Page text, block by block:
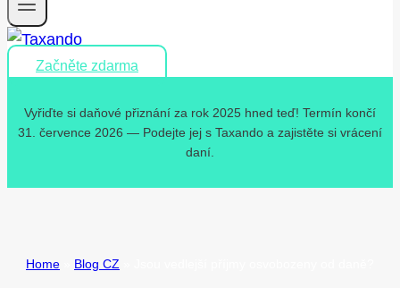
Začněte zdarma
Vyřiďte si daňové přiznání za rok 2025 hned teď! Termín končí
31. července 2026 — Podejte jej s Taxando a zajistěte si vrácení
daní.
Home Blog CZ